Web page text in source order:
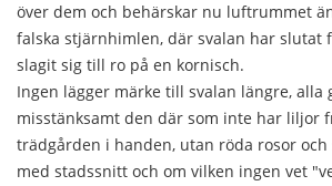
över dem och behärskar nu luftrummet
falska stjärnhimlen, där svalan har slutat
slagit sig till ro på en kornisch.
Ingen lägger märke till svalan längre, alla
misstänksamt den där som inte har liljor
trädgården i handen, utan röda rosor
med stadssnitt och om vilken ingen vet